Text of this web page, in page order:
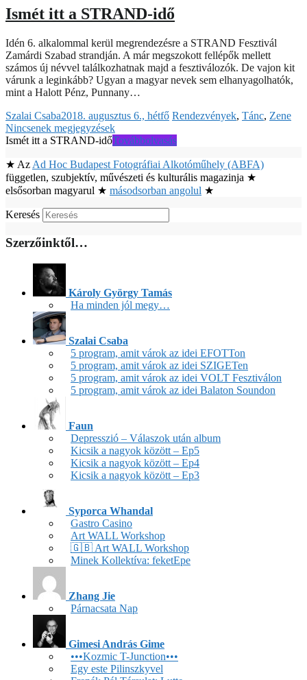
Ismét itt a STRAND-idő
Idén 6. alkalommal kerül megrendezésre a STRAND Fesztivál
Zamárdi Szabad strandján. A már megszokott fellépők mellett
számos új névvel találkozhatnak majd a fesztiválozók. De vajon kit
várunk a leginkább? Ugyan a magyar nevek sem elhanyagolhatók,
mint a Halott Pénz, Punnany…
Szalai Csaba2018. augusztus 6., hétfő Rendezvények, Tánc, Zene
Nincsenek megjegyzések
Ismét itt a STRAND-időTovábbolvasás
★ Az Ad Hoc Budapest Fotográfiai Alkotóműhely (ABFA)
független, szubjektív, művészeti és kulturális magazinja ★
elsősorban magyarul ★ másodsorban angolul ★
Keresés
Szerzőinktől…
Károly György Tamás
Ha minden jól megy…
Szalai Csaba
5 program, amit várok az idei EFOTTon
5 program, amit várok az idei SZIGETen
5 program, amit várok az idei VOLT Fesztiválon
5 program, amit várok az idei Balaton Soundon
Faun
Depresszió – Válaszok után album
Kicsik a nagyok között – Ep5
Kicsik a nagyok között – Ep4
Kicsik a nagyok között – Ep3
Syporca Whandal
Gastro Casino
Art WALL Workshop
🇬🇧 Art WALL Workshop
Minek Kollektíva: feketEpe
Zhang Jie
Párnacsata Nap
Gimesi András Gime
•••Kozmic T-Junction•••
Egy este Pilinszkyvel